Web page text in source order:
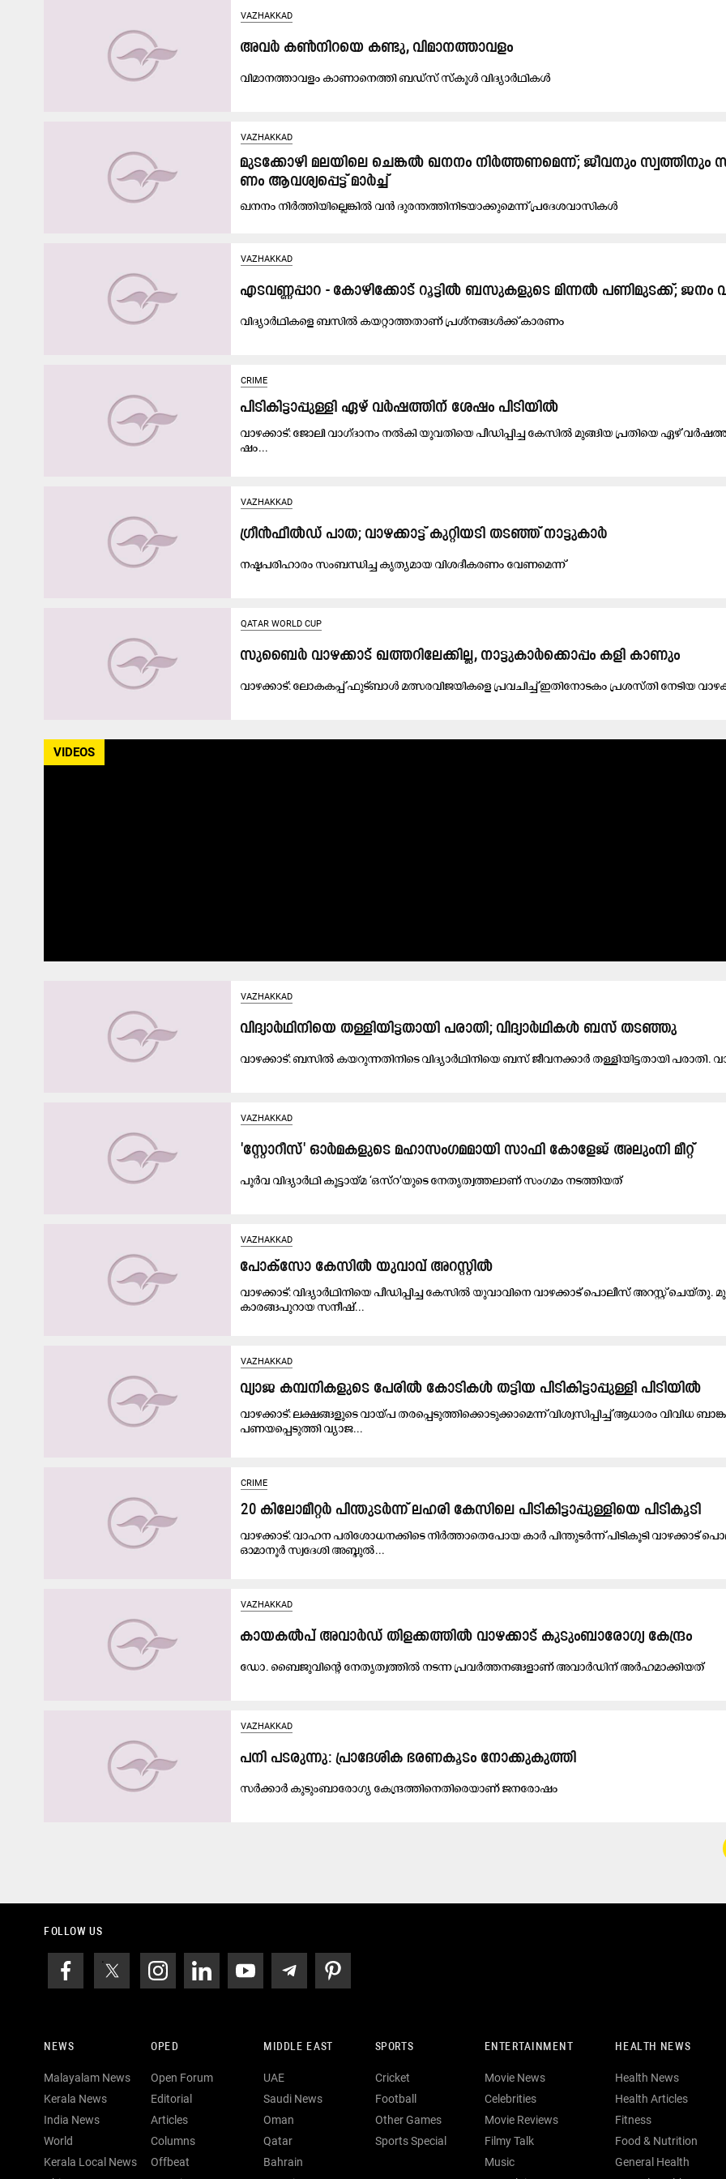
VAZHAKKAD
അ​വ​ർ ക​ൺ​നി​റ​യെ ക​ണ്ടു, വി​മാ​ന​ത്താ​വ​ളം
വി​മാ​ന​ത്താ​വ​ളം കാ​ണാ​നെ​ത്തി ബ​ഡ്സ് സ്കൂ​ൾ വി​ദ്യാ​ർ​ഥി​ക​ൾ
VAZHAKKAD
മു​ട​ക്കോ​ഴി മ​ല​യി​ലെ ചെ​ങ്ക​ൽ ഖ​ന​നം നി​ർ​ത്ത​ണമെന്ന്; ജീ​വ​നും സ്വ​ത്തി​നും
ണം ആ​വ​ശ്യ​പ്പെ​ട്ട് മാ​ർ​ച്ച്
ഖ​ന​നം നി​ർ​ത്തി​യി​ല്ലെ​ങ്കി​ൽ വൻ ദു​ര​ന്ത​ത്തി​നിടയാക്കുമെ​ന്ന് പ്ര​ദേ​ശ​വാ​സി​ക​ൾ
VAZHAKKAD
എടവണ്ണപ്പാറ - കോഴിക്കോട് റൂട്ടിൽ ബസുകളുടെ മിന്നൽ പണിമുടക്ക്;
വി​ദ്യാ​ർ​ഥി​ക​ളെ ബ​സി​ൽ ക​യ​റ്റാ​ത്ത​താ​ണ് പ്ര​ശ്ന​ങ്ങ​ൾ​ക്ക് കാ​ര​ണം
CRIME
പിടികിട്ടാപ്പുള്ളി ഏഴ് വർഷത്തിന് ശേഷം പിടിയിൽ
വാ​ഴ​ക്കാ​ട്: ജോ​ലി വാ​ഗ്ദാ​നം ന​ൽ​കി യു​വ​തി​യെ പീ​ഡി​പ്പിച്ച കേ​സി​ൽ മു​ങ്ങി​യ പ്ര​തി​യെ ഏ​ഴ്
ഷം...
VAZHAKKAD
ഗ്രീ​ന്‍ഫീ​ല്‍ഡ് പാ​ത; വാ​ഴ​ക്കാട്ട് കുറ്റിയടി തടഞ്ഞ് നാ​ട്ടു​കാ​ര്‍
ന​ഷ്ട​പ​രി​ഹാ​രം സം​ബ​ന്ധി​ച്ച കൃ​ത്യ​മാ​യ വി​ശ​ദീ​ക​ര​ണം വേണമെന്ന്
QATAR WORLD CUP
സുബൈർ വാഴക്കാട് ഖത്തറിലേക്കില്ല, നാട്ടുകാർക്കൊപ്പം കളി കാണും
വാ​ഴ​ക്കാ​ട്: ലോ​ക​ക​പ്പ് ഫു​ട്ബാ​ൾ മ​ത്സ​ര​വി​ജ​യി​ക​ളെ പ്ര​വ​ചി​ച്ച് ഇ​തി​നോ​ട​കം പ്ര​ശ​സ്തി നേ​ടി​യ
VIDEOS
VAZHAKKAD
വിദ്യാർഥിനിയെ തള്ളിയിട്ടതായി പരാതി; വിദ്യാർഥികൾ ബസ് തടഞ്ഞു
വാ​ഴ​ക്കാ​ട്: ബ​സി​ൽ ക​യ​റു​ന്ന​തി​നി​ടെ വി​ദ്യാ​ർ​ഥി​നി​യെ ബ​സ് ജീ​വ​ന​ക്കാ​ർ ത​ള്ളി​യി​ട്ട​താ​യി പ​രാ​തി.
VAZHAKKAD
'സ്റ്റോറീസ്' ഓർമകളുടെ മഹാസംഗമമായി സാഫി കോളേജ് അലുംനി മീറ്റ്
പൂർവ വിദ്യാർഥി കൂട്ടായ്മ ‘ഒസ്റ’യുടെ നേതൃത്വത്തലാണ് സംഗമം നടത്തിയത്
VAZHAKKAD
പോക്സോ കേസിൽ യുവാവ് അറസ്റ്റിൽ
വാഴക്കാട്: വിദ്യാർഥിനിയെ പീഡിപ്പിച്ച കേസിൽ യുവാവിനെ വാഴക്കാട് പൊലീസ് അറസ്റ്റ് ചെയ്തു.
കാരങ്ങപുറായ സനീഷ്...
VAZHAKKAD
വ്യാജ കമ്പനികളുടെ പേരിൽ കോടികൾ തട്ടിയ പിടികിട്ടാപ്പുള്ളി പിടിയിൽ
വാഴക്കാട്: ലക്ഷങ്ങളുടെ വായ്പ തരപ്പെടുത്തിക്കൊടുക്കാമെന്ന് വിശ്വസിപ്പിച്ച് ആധാരം വിവിധ
പണയപ്പെടുത്തി വ്യാജ...
CRIME
20 കിലോമീറ്റർ പിന്തുടർന്ന് ലഹരി കേസിലെ പിടികിട്ടാപ്പുള്ളിയെ പിടികൂടി
വാഴക്കാട്: വാഹന പരിശോധനക്കിടെ നിർത്താതെപോയ കാർ പിന്തുടർന്ന് പിടികൂടി വാഴക്കാട്
ഓമാനൂർ സ്വദേശി അബ്ദുൽ...
VAZHAKKAD
കാ​യ​ക​ൽ​പ് അ​വാ​ർ​ഡ് തി​ള​ക്ക​ത്തി​ൽ വാ​ഴ​ക്കാ​ട് കു​ടും​ബാ​രോ​ഗ്യ കേ​ന്ദ്രം
ഡോ. ​ബൈ​ജു​വി​ന്‍റെ നേ​തൃ​ത്വ​ത്തി​ൽ ന​ട​ന്ന പ്ര​വ​ർ​ത്ത​ന​ങ്ങ​ളാ​ണ്​ അ​വാ​ർ​ഡി​ന്​ അ​ർ​ഹ​മാ​ക്കി​യ​ത്
VAZHAKKAD
പനി പടരുന്നു: പ്രാദേശിക ഭരണകൂടം നോക്കുകുത്തി
സ​ർ​ക്കാ​ർ കു​ടും​ബാ​രോ​ഗ്യ കേ​ന്ദ്ര​ത്തി​നെ​തി​രെ​യാ​ണ് ജ​ന​രോ​ഷം
FOLLOW US
NEWS
Malayalam News
Kerala News
India News
World
Kerala Local News
OPED
Open Forum
Editorial
Articles
Columns
Offbeat
MIDDLE EAST
UAE
Saudi News
Oman
Qatar
Bahrain
SPORTS
Cricket
Football
Other Games
Sports Special
ENTERTAINMENT
Movie News
Celebrities
Movie Reviews
Filmy Talk
Music
HEALTH NEWS
Health News
Health Articles
Fitness
Food & Nutrition
General Health